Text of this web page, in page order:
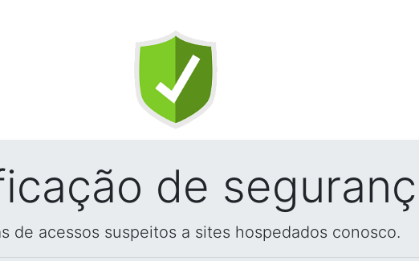
de
de acessos suspeitos a sites hospedados conosco.